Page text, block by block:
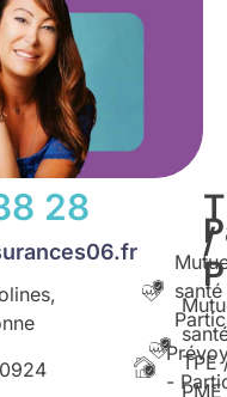
28
/
TPE
PME
-